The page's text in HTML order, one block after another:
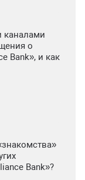
каналами
о
Bank», и как
Bank»?